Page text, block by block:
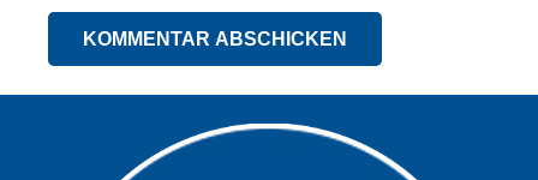
KOMMENTAR ABSCHICKEN